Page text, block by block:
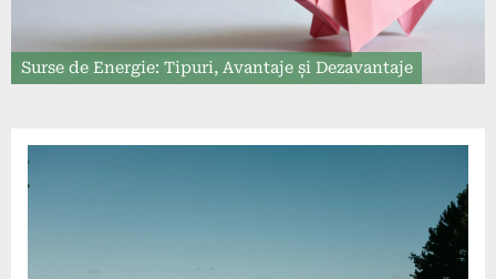
Surse de Energie: Tipuri, Avantaje și Dezavantaje